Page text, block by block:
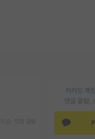
카카오 계
댓글 알람,